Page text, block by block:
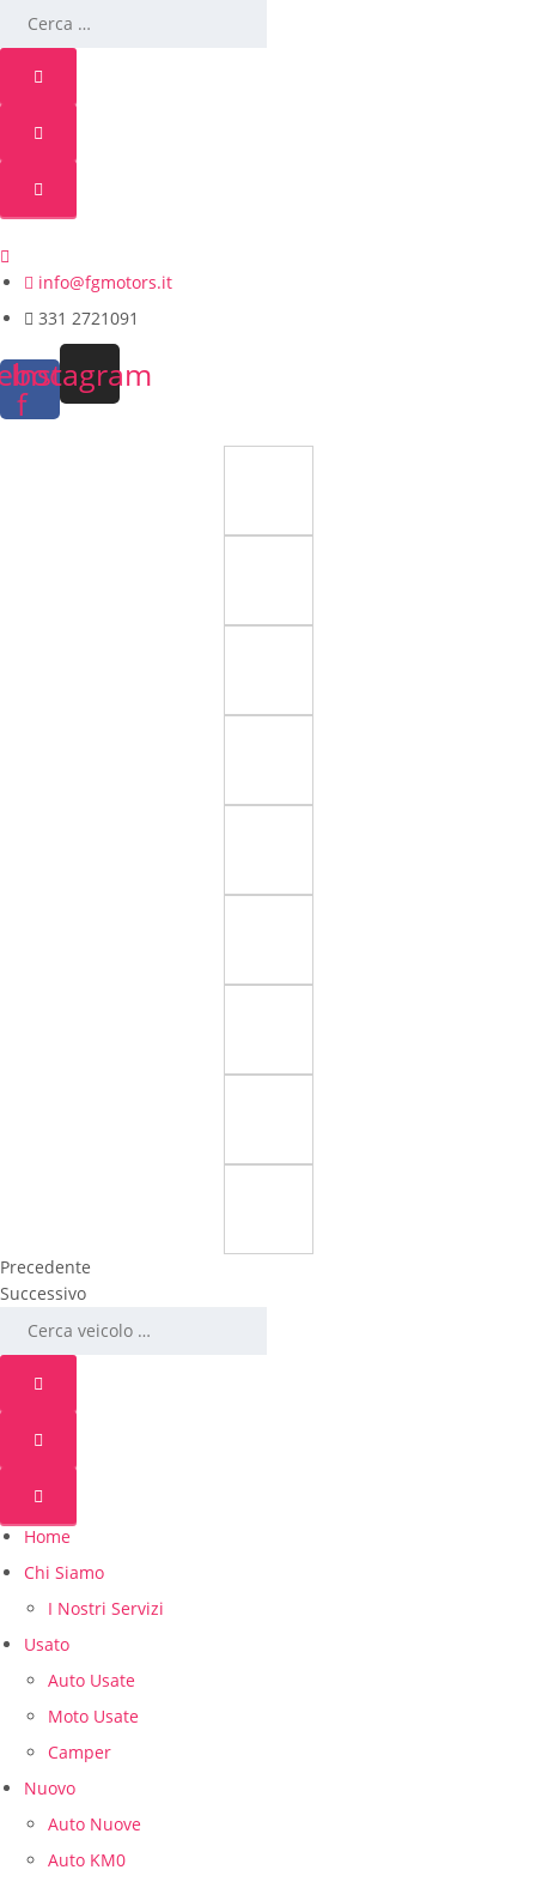
info@fgmotors.it
331 2721091
f
Instagram
Precedente
Successivo
Home
Chi Siamo
I Nostri Servizi
Usato
Auto Usate
Moto Usate
Camper
Nuovo
Auto Nuove
Auto KM0